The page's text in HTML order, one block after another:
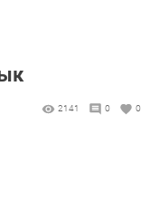
2141 0 0